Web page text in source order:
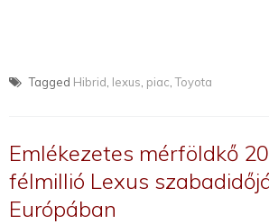
Tagged Hibrid lexus piac ,Toyota
Emlékezetes mérföldkő
félmillió Lexus
Európában